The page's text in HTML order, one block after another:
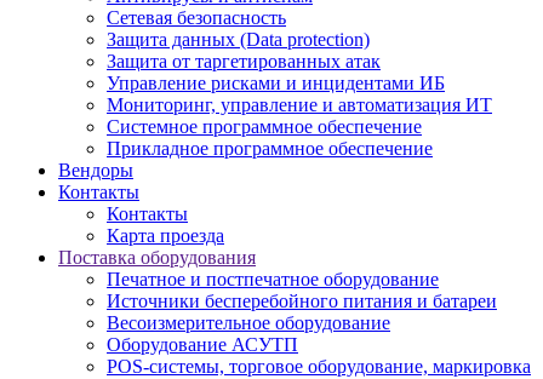
Сетевая безопасность
Защита данных (Data protection)
Защита от таргетированных атак
Управление рисками и инцидентами ИБ
Мониторинг, управление и автоматизация ИТ
Системное программное обеспечение
Прикладное программное обеспечение
Вендоры
Контакты
Контакты
Карта проезда
Поставка оборудования
Печатное и постпечатное оборудование
Источники бесперебойного питания и батареи
Весоизмерительное оборудование
Оборудование АСУТП
POS-системы, торговое оборудование, маркировка